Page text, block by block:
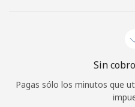
Iniciar
Sin
Pagas sólo los minutos que